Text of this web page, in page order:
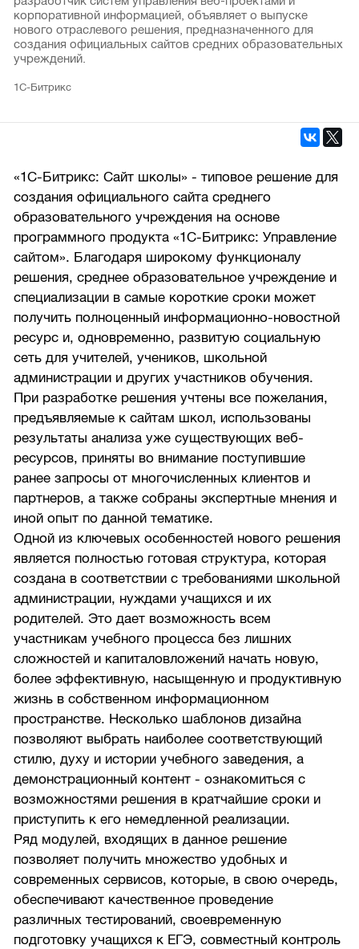
корпоративной информацией, объявляет о выпуске
нового отраслевого решения, предназначенного для
создания официальных сайтов средних образовательных
учреждений.
1С-Битрикс
«1С-Битрикс: Сайт школы» - типовое решение для
создания официального сайта среднего
образовательного учреждения на основе
программного продукта «1С-Битрикс: Управление
сайтом». Благодаря широкому функционалу
решения, среднее образовательное учреждение и
специализации в самые короткие сроки может
получить полноценный информационно-новостной
ресурс и, одновременно, развитую социальную
сеть для учителей, учеников, школьной
администрации и других участников обучения.
При разработке решения учтены все пожелания,
предъявляемые к сайтам школ, использованы
результаты анализа уже существующих веб-
ресурсов, приняты во внимание поступившие
ранее запросы от многочисленных клиентов и
партнеров, а также собраны экспертные мнения и
иной опыт по данной тематике.
Одной из ключевых особенностей нового решения
является полностью готовая структура, которая
создана в соответствии с требованиями школьной
администрации, нуждами учащихся и их
родителей. Это дает возможность всем
участникам учебного процесса без лишних
сложностей и капиталовложений начать новую,
более эффективную, насыщенную и продуктивную
жизнь в собственном информационном
пространстве. Несколько шаблонов дизайна
позволяют выбрать наиболее соответствующий
стилю, духу и истории учебного заведения, а
демонстрационный контент - ознакомиться с
возможностями решения в кратчайшие сроки и
приступить к его немедленной реализации.
Ряд модулей, входящих в данное решение
позволяет получить множество удобных и
современных сервисов, которые, в свою очередь,
обеспечивают качественное проведение
различных тестирований, своевременную
подготовку учащихся к ЕГЭ, совместный контроль